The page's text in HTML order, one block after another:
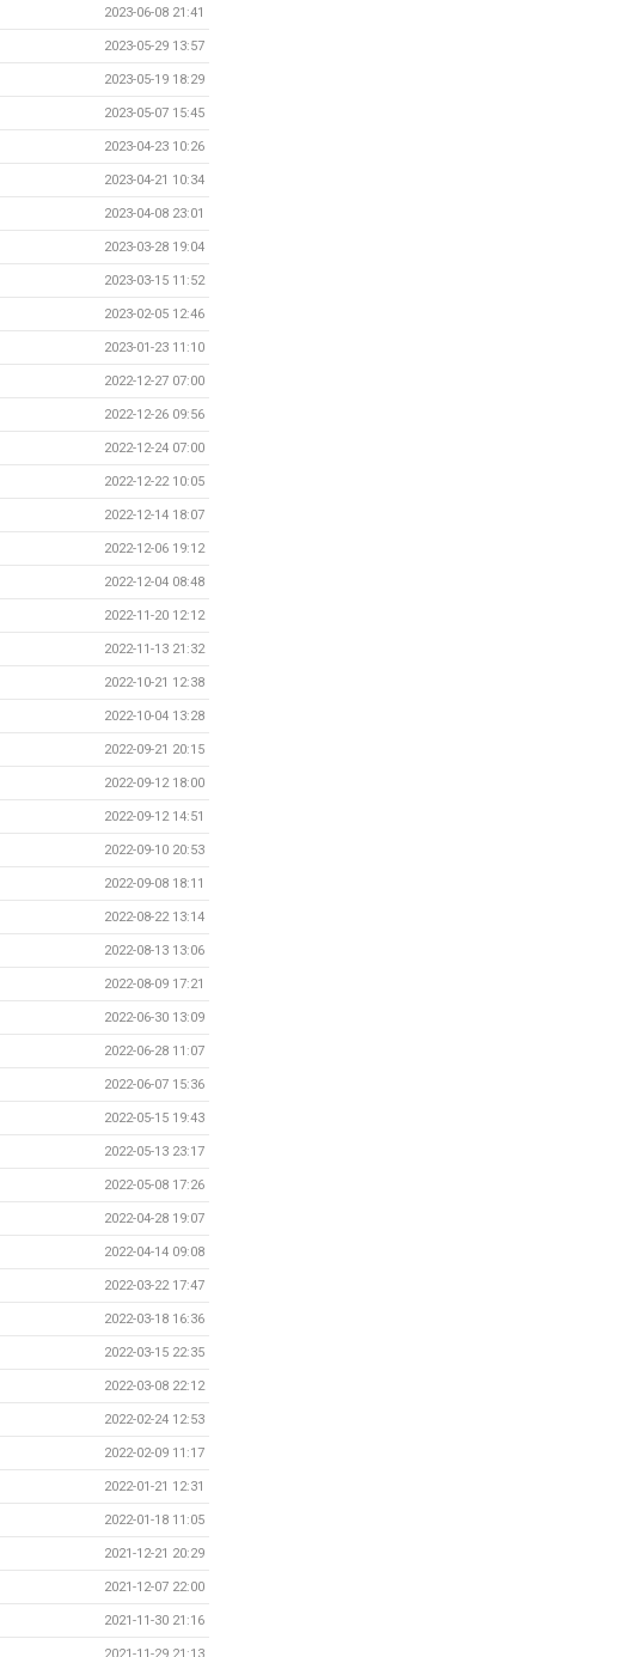
2023-06-08 21:41
2023-05-29 13:57
2023-05-19 18:29
2023-05-07 15:45
2023-04-23 10:26
2023-04-21 10:34
2023-04-08 23:01
2023-03-28 19:04
2023-03-15 11:52
2023-02-05 12:46
2023-01-23 11:10
2022-12-27 07:00
2022-12-26 09:56
2022-12-24 07:00
2022-12-22 10:05
2022-12-14 18:07
2022-12-06 19:12
2022-12-04 08:48
2022-11-20 12:12
2022-11-13 21:32
2022-10-21 12:38
2022-10-04 13:28
2022-09-21 20:15
2022-09-12 18:00
2022-09-12 14:51
2022-09-10 20:53
2022-09-08 18:11
2022-08-22 13:14
2022-08-13 13:06
2022-08-09 17:21
2022-06-30 13:09
2022-06-28 11:07
2022-06-07 15:36
2022-05-15 19:43
2022-05-13 23:17
2022-05-08 17:26
2022-04-28 19:07
2022-04-14 09:08
2022-03-22 17:47
2022-03-18 16:36
2022-03-15 22:35
2022-03-08 22:12
2022-02-24 12:53
2022-02-09 11:17
2022-01-21 12:31
2022-01-18 11:05
2021-12-21 20:29
2021-12-07 22:00
2021-11-30 21:16